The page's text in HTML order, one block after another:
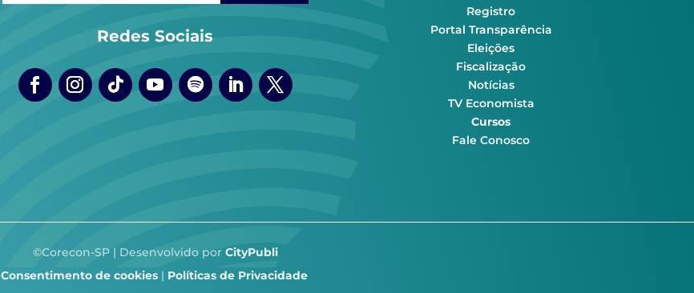
Redes Sociais
Registro
Portal Transparência
Eleições
Fiscalização
Notícias
TV Economista
Cursos
Fale Conosco
©Corecon-SP | Desenvolvido por CityPubli
Consentimento de cookies| Políticas de Privacidade